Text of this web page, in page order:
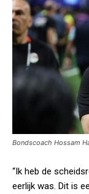
Bondscoach Hossam
“Ik heb de
eerlijk was. Dit is